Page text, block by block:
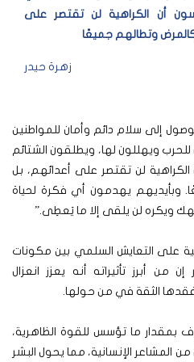
أن الكراهية لن تقتصر على
وتطالهم جميعًا
زهرة حيدر
إلى سلام دائم وأمان للمواطنين
ويهللون لها، ويطلقون الشتائم
لن تقتصر على أعدائهم، بل
وبأيديهم يهدمون أي فكرة لحياة
ويكره لن يلقى إلا ما يَعطِى.”
على التعايش السلمي بين مكونات
من أبرز تأثيراته أنه يعزز انعزال
الثقة في من حولها.
بمقدار ما تؤسس للقوة الظاهرية،
المشاعر الإنسانية، مما يحول البشر